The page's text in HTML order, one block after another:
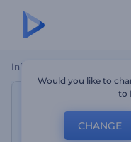
Início
Would you like to
to
CHANGE